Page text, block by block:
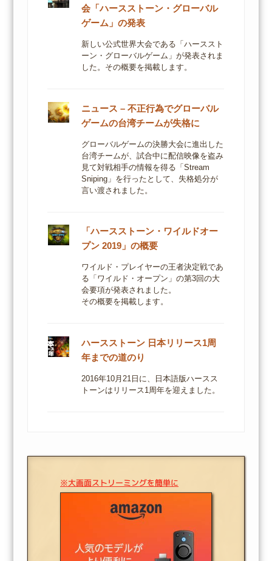
会「ハースストーン・グローバル
ゲーム」の発表
新しい公式世界大会である「ハーススト
ーン・グローバルゲーム」が発表されま
した。その概要を掲載します。
ニュース – 不正行為でグローバル
ゲームの台湾チームが失格に
グローバルゲームの決勝大会に進出した
台湾チームが、試合中に配信映像を盗み
見て対戦相手の情報を得る「Stream
Sniping」を行ったとして、失格処分が
言い渡されました。
「ハースストーン・ワイルドオー
プン 2019」の概要
ワイルド・プレイヤーの王者決定戦であ
る「ワイルド・オープン」の第3回の大
会要項が発表されました。
その概要を掲載します。
ハースストーン 日本リリース1周
年までの道のり
2016年10月21日に、日本語版ハースス
トーンはリリース1周年を迎えました。
※大画面ストリーミングを簡単に